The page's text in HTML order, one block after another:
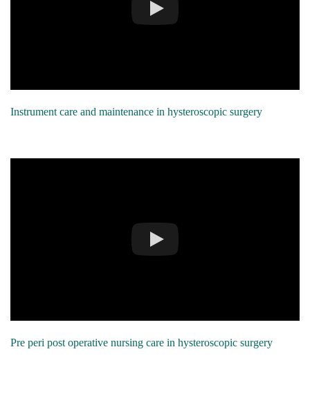
Instrument care and maintenance in hysteroscopic surgery
Pre peri post operative nursing care in hysteroscopic surgery